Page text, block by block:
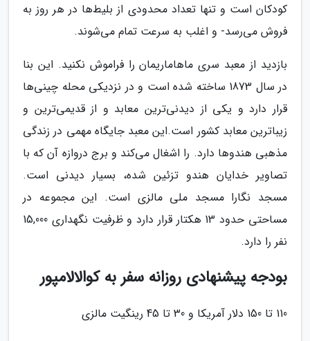
کودکان است و تنها تعداد محدودی از بلیط‌ها در هر روز به
فروش می‌رسد- و اغلب به سرعت تمام می‌شوند.
بازدید از معبد سری ماهاماریمان را فراموش نکنید. این بنا
در سال 1873 ساخته شده است و در نزدیکی محله چینی‌ها
قرار دارد و یکی از دیدنی‌ترین معابد و از قدیمی‌ترین و
زیبا‌ترین معابد کشور است.این معبد جایگاه مهمی در زندگی
مذهبی هندوها دارد. را اشغال می‌کند و برج دروازه آن که با
تصاویر خدایان هندو تزئین شده، بسیار دیدنی است.
مسجد نگارا مسجد ملی مالزی است. این مجموعه در
مساحتی حدود 13 هکتار قرار دارد و ظرفیت نگهداری 15,000
نفر را دارد.
بودجه پیشنهادی روزانه سفر به کوالالامپور
110 تا 150 دلار آمریکا و 30 تا 45 رینگیت مالزی